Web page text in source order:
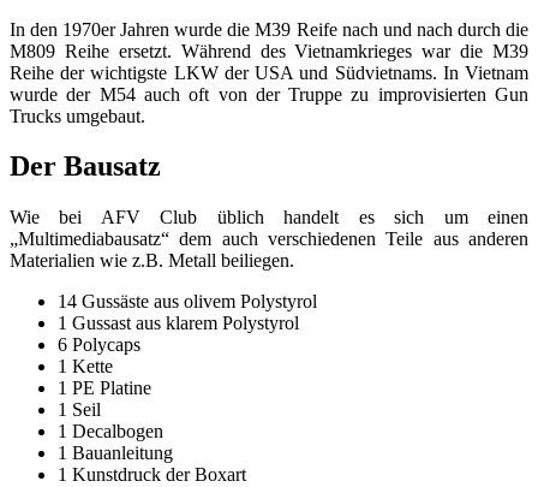
In den 1970er Jahren wurde die M39 Reife nach und nach durch die
M809 Reihe ersetzt. Während des Vietnamkrieges war die M39
Reihe der wichtigste LKW der USA und Südvietnams. In Vietnam
wurde der M54 auch oft von der Truppe zu improvisierten Gun
Trucks umgebaut.
Der Bausatz
Wie bei AFV Club üblich handelt es sich um einen
„Multimediabausatz“ dem auch verschiedenen Teile aus anderen
Materialien wie z.B. Metall beiliegen.
14 Gussäste aus olivem Polystyrol
1 Gussast aus klarem Polystyrol
6 Polycaps
1 Kette
1 PE Platine
1 Seil
1 Decalbogen
1 Bauanleitung
1 Kunstdruck der Boxart